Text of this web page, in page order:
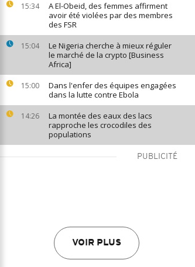
15:34
A El-Obeid, des femmes affirment
avoir été violées par des membres
des FSR
15:04
Le Nigeria cherche à mieux réguler
le marché de la crypto [Business
Africa]
15:00
Dans l'enfer des équipes engagées
dans la lutte contre Ebola
14:26
La montée des eaux des lacs
rapproche les crocodiles des
populations
PUBLICITÉ
VOIR PLUS